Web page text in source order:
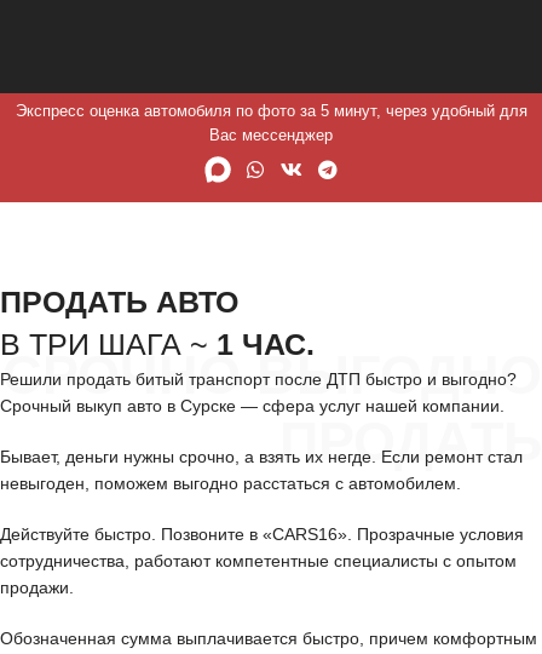
Экспресс оценка автомобиля по фото за 5 минут, через удобный для
Вас мессенджер
СРОЧНО ВЫГОДНО
ПРОДАТЬ
ПРОДАТЬ АВТО
В ТРИ ШАГА ~ 1 ЧАС.
Решили продать битый транспорт после ДТП быстро и выгодно?
Срочный выкуп авто в Сурске — сфера услуг нашей компании.
Бывает, деньги нужны срочно, а взять их негде. Если ремонт стал
невыгоден, поможем выгодно расстаться с автомобилем.
Действуйте быстро. Позвоните в «CARS16». Прозрачные условия
сотрудничества, работают компетентные специалисты с опытом
продажи.
Обозначенная сумма выплачивается быстро, причем комфортным